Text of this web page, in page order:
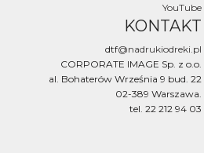
YouTube
KONTAKT
dtf@nadrukiodreki.pl
CORPORATE IMAGE Sp. z o.o.
al. Bohaterów Września 9 bud. 22
02-389 Warszawa.
tel. 22 212 94 03